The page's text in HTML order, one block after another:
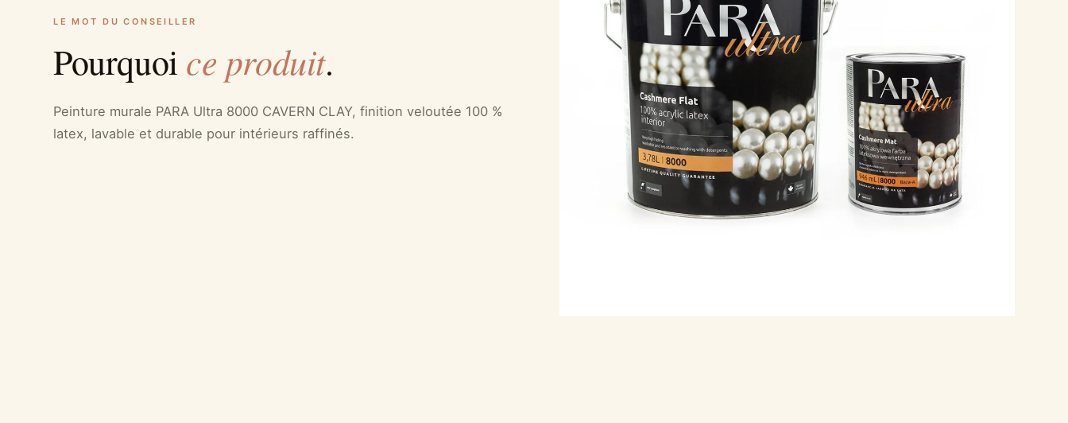
LE MOT DU CONSEILLER
Pourquoi ce produit.
Peinture murale PARA Ultra 8000 CAVERN CLAY, finition veloutée 100 %
latex, lavable et durable pour intérieurs raffinés.